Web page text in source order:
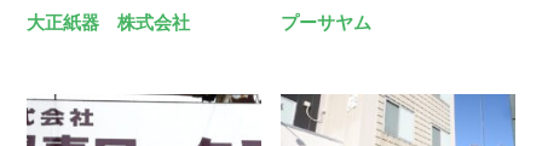
大正紙器 株式会社 プーサヤム